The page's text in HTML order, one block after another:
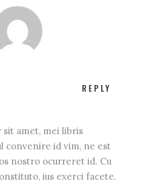
REPLY
amet, mei libris
convenire id vim, ne est
nostro ocurreret id. Cu
ius exerci facete.